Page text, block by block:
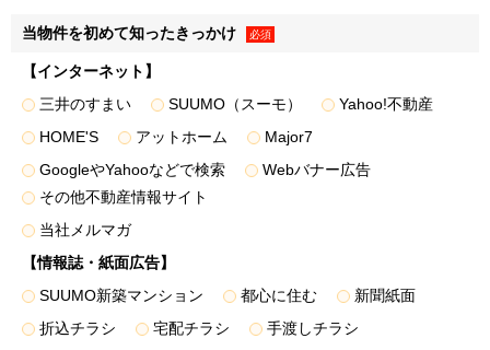
的」に記載した1.～3.の利用目的の達成に必要な範囲で、お
客様情報を弊社のグループ各社、住宅事業の共同事業者など
の第三者に提供することがあります。
各利用目的の達成のために必要な項目とさせていただきます
が、必要最低限の項目に限定することとします。
＜提供する個人データ例＞
• 弊社が取り扱う不動産に関し、
ーおよび物件来場の際に登録いただいた事項
• 不動産取引の際に届出いただいた事項（取引した物件
す）
当物件を初めて知ったきっかけ 必須
【インターネット】
三井のすまい
SUUMO（スーモ）
Yahoo!不動産
HOME'S
アットホーム
Major7
GoogleやYahooなどで検索
Webバナー広告
その他不動産情報サイト
当社メルマガ
【情報誌・紙面広告】
SUUMO新築マンション
都心に住む
新聞紙面
折込チラシ
宅配チラシ
手渡しチラシ